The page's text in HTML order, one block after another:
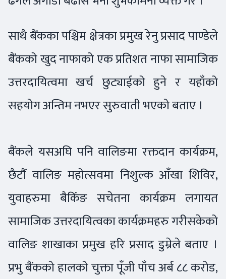
साथै बैंकका पश्चिम क्षेत्रका प्रमुख रेनु प्रसाद पाण्डेले
बैंकको खुद नाफाको एक प्रतिशत नाफा सामाजिक
उत्तरदायित्वमा खर्च छुट्याईको हुने र यहाँको
सहयोग अन्तिम नभएर सुरुवाती भएको बताए ।
बैंकले यसअघि पनि वालिङमा रक्तदान कार्यक्रम,
छैटौं वालिङ महोत्सवमा निशुल्क आँखा शिविर,
युवाहरुमा बैकिंङ सचेतना कार्यक्रम लगायत
सामाजिक उत्तरदायित्वका कार्यक्रमहरु गरीसकेको
वालिङ शाखाका प्रमुख हरि प्रसाद डुम्रेले बताए ।
प्रभु बैंकको हालको चुक्ता पूँजी पाँच अर्ब ८८ करोड,